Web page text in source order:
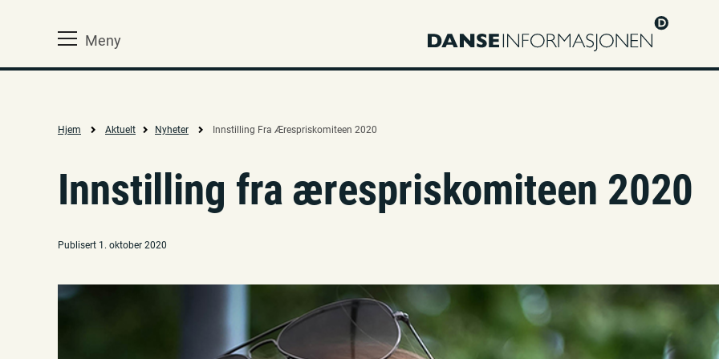
Meny
Hjem Aktuelt Nyheter Innstilling Fra Ærespriskomiteen 2020
Innstilling fra ærespriskomiteen 2020
Publisert 1. oktober 2020